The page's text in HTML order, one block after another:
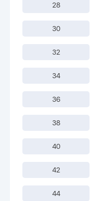
28
30
32
34
36
38
40
42
44